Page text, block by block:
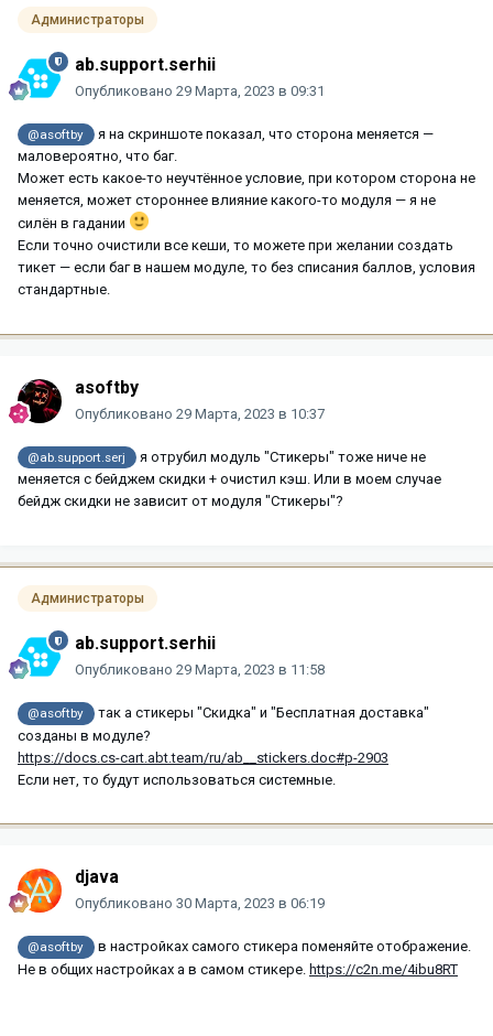
Администраторы
ab.support.serhii
Опубликовано 29 Марта, 2023 в 09:31
@asoftby
я на скриншоте показал, что сторона меняется —
маловероятно, что баг.
Может есть какое-то неучтённое условие, при котором сторона не
меняется, может стороннее влияние какого-то модуля — я не
силён в гадании
Если точно очистили все кеши, то можете при желании создать
тикет — если баг в нашем модуле, то без списания баллов, условия
стандартные.
asoftby
Опубликовано 29 Марта, 2023 в 10:37
@ab.support.serj
я отрубил модуль "Стикеры" тоже ниче не
меняется с бейджем скидки + очистил кэш. Или в моем случае
бейдж скидки не зависит от модуля "Стикеры"?
Администраторы
ab.support.serhii
Опубликовано 29 Марта, 2023 в 11:58
@asoftby
так а стикеры "Скидка" и "Бесплатная доставка"
созданы в модуле?
https://docs.cs-cart.abt.team/ru/ab__stickers.doc#p-2903
Если нет, то будут использоваться системные.
djava
Опубликовано 30 Марта, 2023 в 06:19
@asoftby
в настройках самого стикера поменяйте отображение.
Не в общих настройках а в самом стикере. https://c2n.me/4ibu8RT